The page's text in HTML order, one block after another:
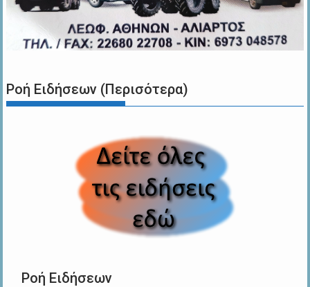
Ροή Ειδήσεων (Περισότερα)
Ροή Ειδήσεων